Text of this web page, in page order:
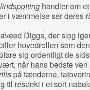
handler om
i væmmelse ser deres
Diggs, der slog
hovedrollen som
sig ordentligt de
når hans bedste ven
på tænderne,
til respekt i et sort